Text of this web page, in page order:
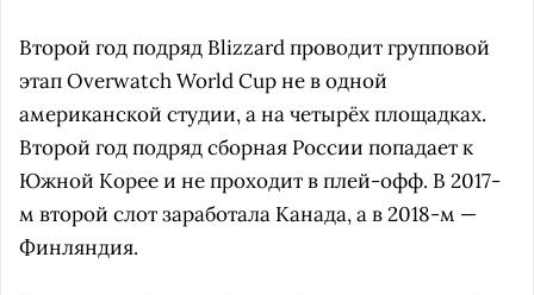
Второй год подряд Blizzard проводит групповой
этап Overwatch World Cup не в одной
американской студии, а на четырёх площадках.
Второй год подряд сборная России попадает к
Южной Корее и не проходит в плей-офф. В 2017-
м второй слот заработала Канада, а в 2018-м —
Финляндия.